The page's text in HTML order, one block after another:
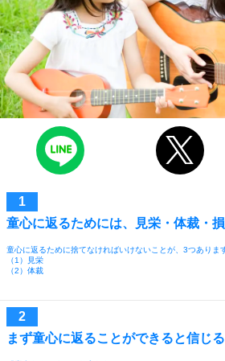
童心に返るためには、見栄・体裁・
童心に返るために捨てなければいけないことが、3つありま
（1）見栄
（2）体裁
まず童心に返ることができると信じる